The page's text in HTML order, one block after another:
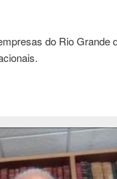
do Rio Grande